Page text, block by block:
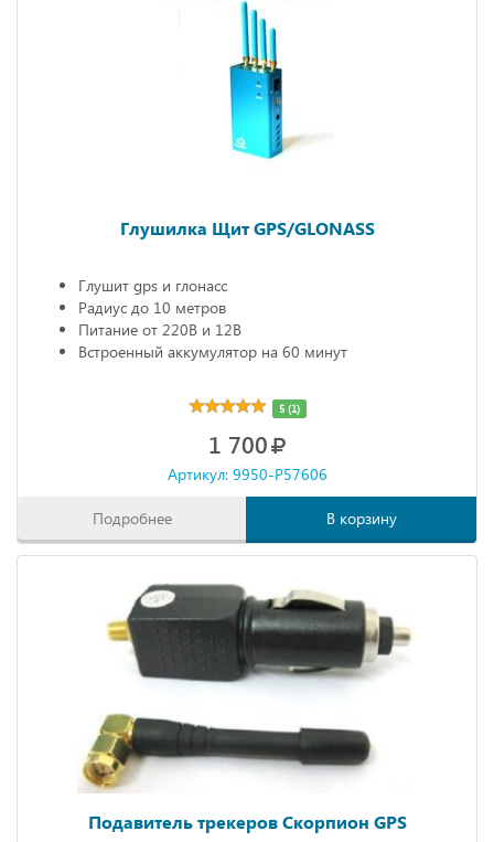
Глушилка Щит GPS/GLONASS
Глушит gps и глонасс
Радиус до 10 метров
Питание от 220В и 12В
Встроенный аккумулятор на 60 минут
5 (1)
1 700
Артикул: 9950-P57606
Подробнее В корзину
Подавитель трекеров Скорпион GPS